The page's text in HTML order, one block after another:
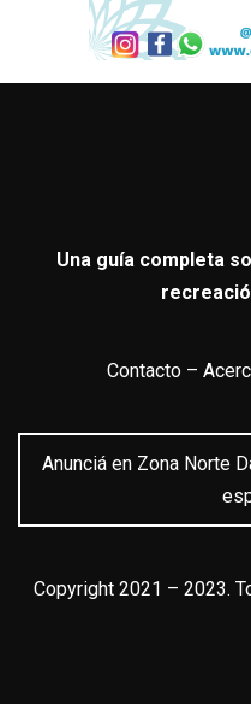
Una guía completa
Contacto–
Anunciá en Zona Norte
Copyright 2021 – 2023.